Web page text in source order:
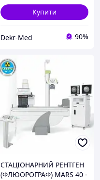
Купити
Dekr-Med 90%
СТАЦІОНАРНИЙ РЕНТГЕН
(ФЛЮОРОГРАФ) MARS 40 -